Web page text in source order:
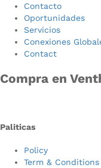
Contacto
Oportunidades
Servicios
Conexiones
Contact
Compra en
Paliticas
Policy
Term & Conditions